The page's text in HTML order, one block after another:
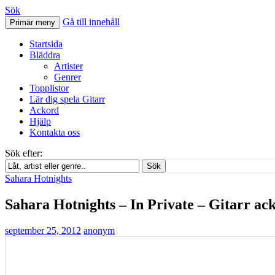
Svenskatabs.se
Sök
Primär meny Gå till innehåll
Startsida
Bläddra
Artister
Genrer
Topplistor
Lär dig spela Gitarr
Ackord
Hjälp
Kontakta oss
Sök efter:
Sök
Sahara Hotnights
Sahara Hotnights – In Private – Gitarr
september 25, 2012 anonym